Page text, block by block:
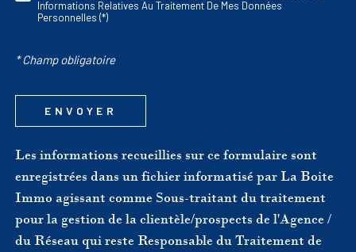
Informations Relatives Au Traitement De Mes Données
Personnelles (*)
* Champ obligatoire
ENVOYER
Les informations recueillies sur ce formulaire sont
enregistrées dans un fichier informatisé par La Boite
Immo agissant comme Sous-traitant du traitement
pour la gestion de la clientèle/prospects de l'Agence /
du Réseau qui reste Responsable du Traitement de